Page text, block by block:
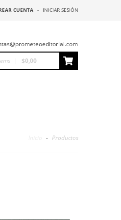
CUENTA - INICIAR SESIÓN
| $0,00
- Productos